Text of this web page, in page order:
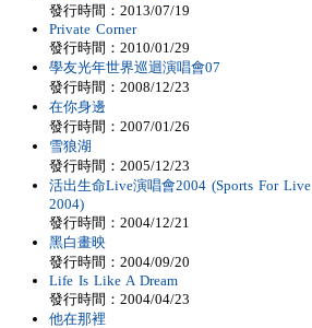
發行時間：2013/07/19
Private Corner
發行時間：2010/01/29
學友光年世界巡迴演唱會07
發行時間：2008/12/23
在你身邊
發行時間：2007/01/26
雪狼湖
發行時間：2005/12/23
活出生命Live演唱會2004 (Sports For Live
2004)
發行時間：2004/12/21
黑白畫映
發行時間：2004/09/20
Life Is Like A Dream
發行時間：2004/04/23
他在那裡